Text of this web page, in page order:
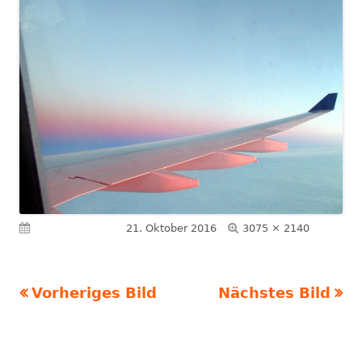
21. Oktober 2016 Volle
3075 × 2140
Vorheriges Bild Nächstes Bild